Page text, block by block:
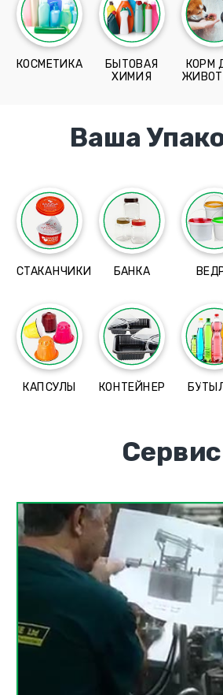
КОСМЕТИКА БЫТОВАЯ
ХИМИЯ
КОРМ
Ваша
СТАКАНЧИКИ БАНКА
КАПСУЛЫ КОНТЕЙНЕР